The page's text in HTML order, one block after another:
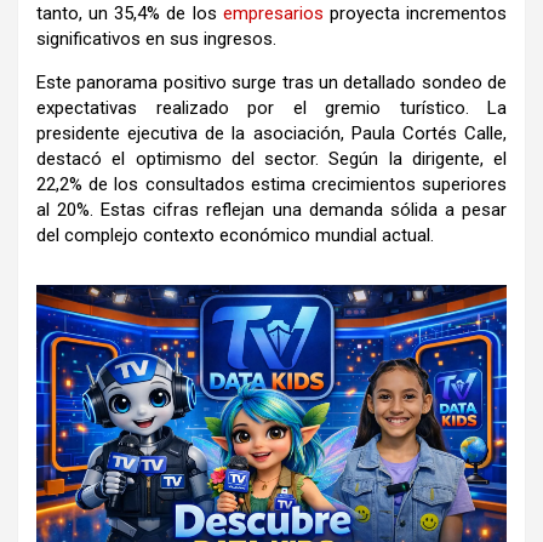
tanto, un 35,4% de los empresarios proyecta incrementos
significativos en sus ingresos.
Este panorama positivo surge tras un detallado sondeo de
expectativas realizado por el gremio turístico. La
presidente ejecutiva de la asociación, Paula Cortés Calle,
destacó el optimismo del sector.Según la dirigente, el
22,2% de los consultados estima crecimientos superiores
al 20%.Estas cifras reflejan una demanda sólida a pesar
del complejo contexto económico mundial actual.